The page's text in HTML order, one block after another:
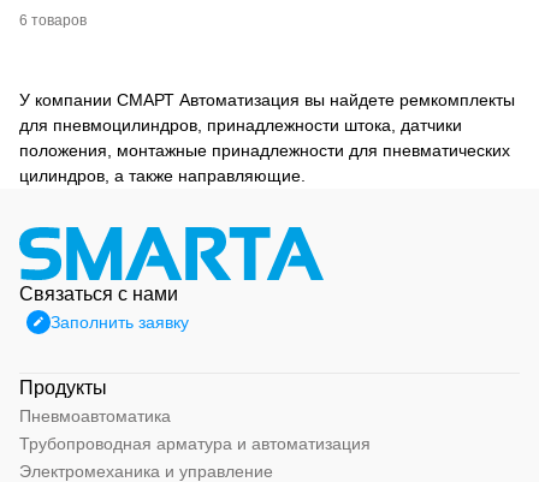
6 товаров
У компании СМАРТ Автоматизация вы найдете ремкомплекты
для пневмоцилиндров, принадлежности штока, датчики
положения, монтажные принадлежности для пневматических
цилиндров, а также направляющие.
Связаться с нами
Заполнить заявку
Продукты
Пневмоавтоматика
Трубопроводная арматура и автоматизация
Электромеханика и управление